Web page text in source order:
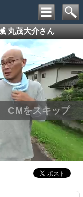
丸茂大介さん